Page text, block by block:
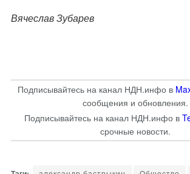
Вячеслав Зубарев
Подписывайтесь на канал НДН.инфо в
сообщения и обновления.
Подписывайтесь на канал НДН.инфо в
срочные новости.